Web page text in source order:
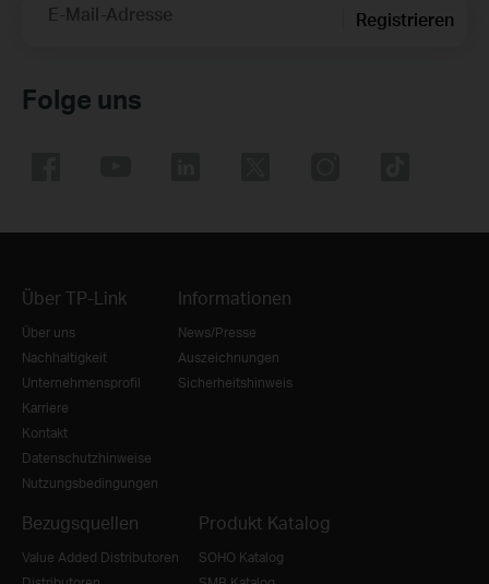
E-Mail-Adresse Registrieren
Folge uns
Über TP-Link
Über uns
Nachhaltigkeit
Unternehmensprofil
Karriere
Kontakt
Datenschutzhinweise
Nutzungsbedingungen
Informationen
News/Presse
Auszeichnungen
Sicherheitshinweis
Bezugsquellen
Value Added Distributoren
Produkt Katalog
SOHO Katalog